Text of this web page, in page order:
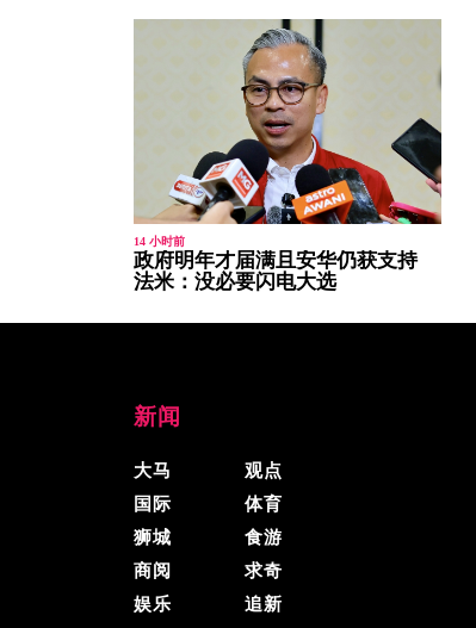
14 小时前
政府明年才届满且安华仍获支持
法米：没必要闪电大选
新闻
大马
国际
狮城
商阅
娱乐
观点
体育
食游
求奇
追新